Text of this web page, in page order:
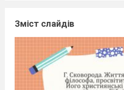
Зміст слайдів